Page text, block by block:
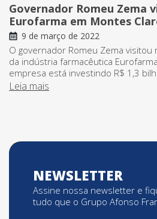
Governador Romeu Zema
Eurofarma em Montes
9 de março de 2022
O governador Romeu Zema
da indústria farmacêutica
empresa está investindo R$ 1,3
Leia mais
NEWSLETTER
Assine nossa newsletter e
tudo que o Grupo Afonso